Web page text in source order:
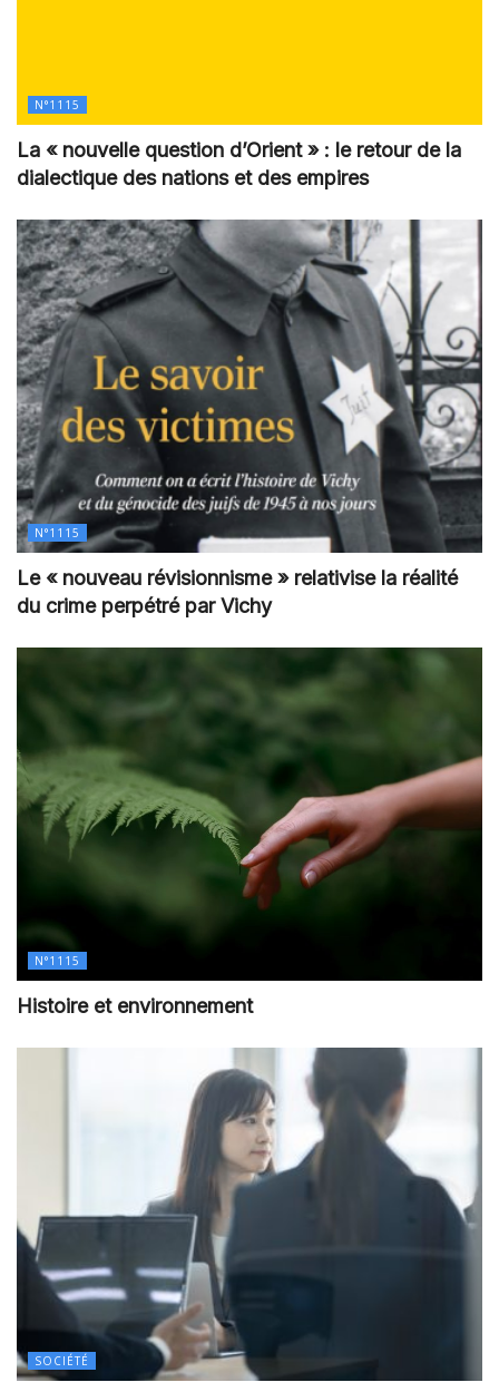
N°1115
La « nouvelle question d’Orient » : le retour de la
dialectique des nations et des empires
N°1115
Le « nouveau révisionnisme » relativise la réalité
du crime perpétré par Vichy
N°1115
Histoire et environnement
SOCIÉTÉ